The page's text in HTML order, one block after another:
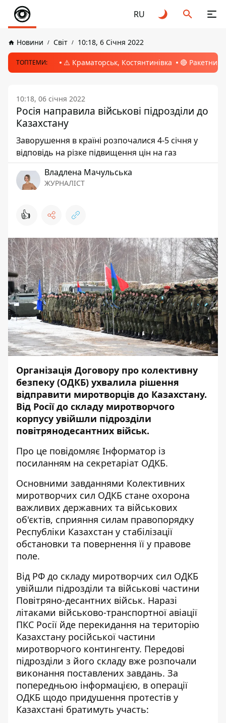
RU
Новини Світ 10:18, 6 Січня 2022
ТОПТЕМИ: ⚠️ Краматорськ, Костянтинівка 🔴 Ракетний
10:18, 06 січня 2022
Росія направила військові підрозділи до
Казахстану
Заворушення в країні розпочалися 4-5 січня у
відповідь на різке підвищення цін на газ
Владлена Мачульська
ЖУРНАЛІСТ
👍
Організація Договору про колективну
безпеку (ОДКБ) ухвалила рішення
відправити миротворців до Казахстану.
Від Росії до складу миротворчого
корпусу увійшли підрозділи
повітрянодесантних військ.
Про це повідомляє Інформатор із
посиланням на секретаріат ОДКБ.
Основними завданнями Колективних
миротворчих сил ОДКБ стане охорона
важливих державних та військових
об'єктів, сприяння силам правопорядку
Республіки Казахстан у стабілізації
обстановки та повернення її у правове
поле.
Від РФ до складу миротворчих сил ОДКБ
увійшли підрозділи та військові частини
Повітряно-десантних військ. Наразі
літаками військово-транспортної авіації
ПКС Росії йде перекидання на територію
Казахстану російської частини
миротворчого контингенту. Передові
підрозділи з його складу вже розпочали
виконання поставлених завдань. За
попередньою інформацією, в операції
ОДКБ щодо придушення протестів у
Казахстані братимуть участь: